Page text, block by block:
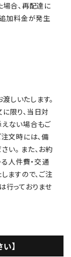
合、再配達に
加料金が発生
しいたします。
限り、当日対
ない場合もご
文時には、備
い。 また、お約
人件費・交通
ますので、ご注
行っておりませ
】